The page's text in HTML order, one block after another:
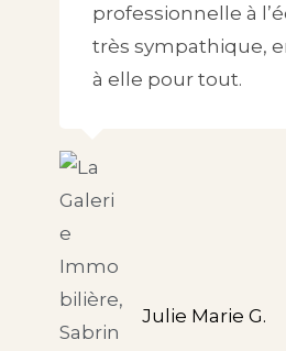
professionnelle à
très sympathique,
à elle pour tout.
Julie Marie G.